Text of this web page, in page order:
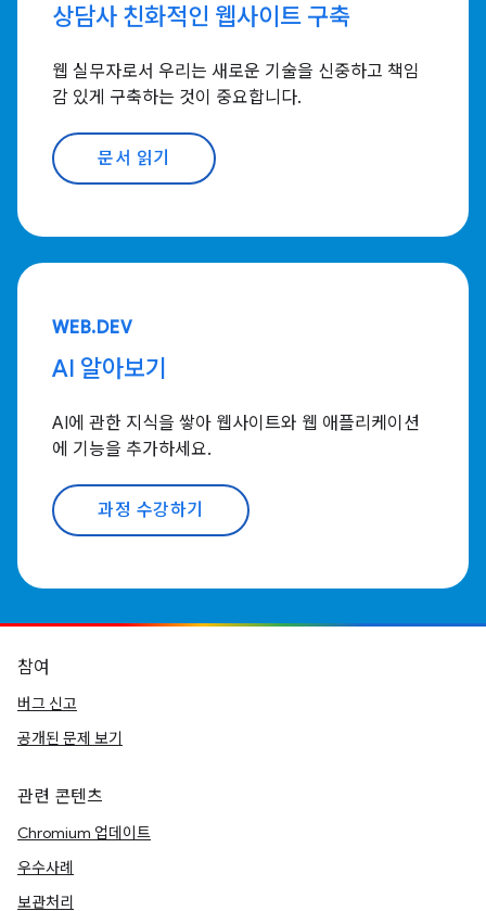
상담사 친화적인 웹사이트 구축
웹 실무자로서 우리는 새로운 기술을 신중하고 책임
감 있게 구축하는 것이 중요합니다.
문서 읽기
WEB.DEV
AI 알아보기
AI에 관한 지식을 쌓아 웹사이트와 웹 애플리케이션
에 기능을 추가하세요.
과정 수강하기
참여
버그 신고
공개된 문제 보기
관련 콘텐츠
Chromium 업데이트
우수사례
보관처리